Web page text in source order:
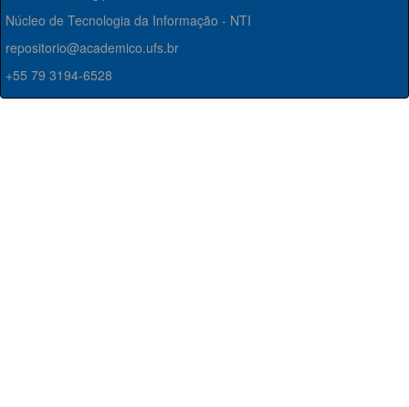
Núcleo de Tecnologia da Informação - NTI
repositorio@academico.ufs.br
+55 79 3194-6528